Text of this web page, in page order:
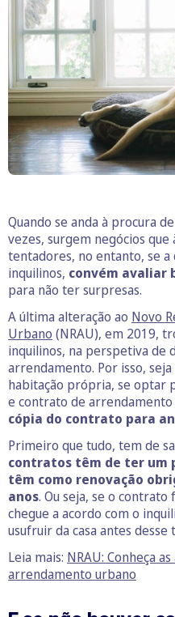
Quando se anda à procura
vezes, surgem negócios
tentadores, no entanto, se a
inquilinos, convém avaliar
para não ter surpresas.
A última alteração ao Novo
Urbano (NRAU), em 2019,
inquilinos, na perspetiva de
arrendamento. Por isso,
habitação própria, se optar
e contrato de arrendamento
cópia do contrato para
Primeiro que tudo, tem de
contratos têm de ter um
têm como renovação
anos. Ou seja, se o
chegue a acordo com o
usufruir da casa antes desse
Leia mais: NRAU: Conheça
arrendamento urbano